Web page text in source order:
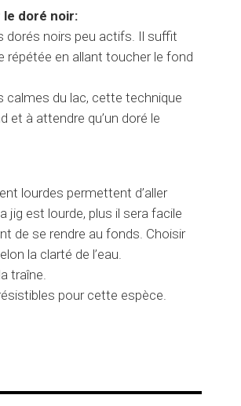
doré noir:
dorés noirs peu actifs. Il suffit
répétée en allant toucher le fond
calmes du lac, cette technique
et à attendre qu’un doré le
lourdes permettent d’aller
jig est lourde, plus il sera facile
de se rendre au fonds. Choisir
la clarté de l’eau.
traîne.
pour cette espèce.